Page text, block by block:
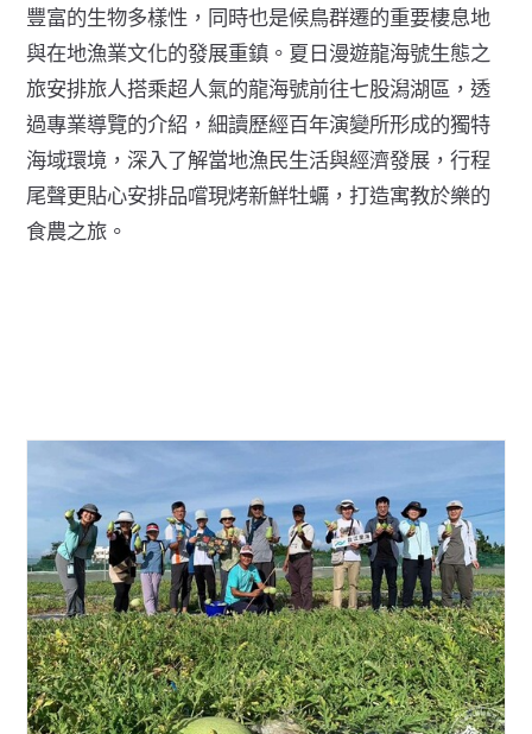
豐富的生物多樣性，同時也是候鳥群遷的重要棲息地
與在地漁業文化的發展重鎮。夏日漫遊龍海號生態之
旅安排旅人搭乘超人氣的龍海號前往七股潟湖區，透
過專業導覽的介紹，細讀歷經百年演變所形成的獨特
海域環境，深入了解當地漁民生活與經濟發展，行程
尾聲更貼心安排品嚐現烤新鮮牡蠣，打造寓教於樂的
食農之旅。